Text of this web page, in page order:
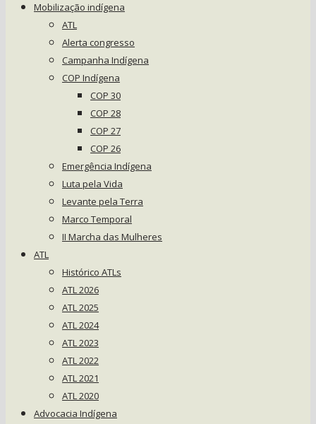
Mobilização indígena
ATL
Alerta congresso
Campanha Indígena
COP Indígena
COP 30
COP 28
COP 27
COP 26
Emergência Indígena
Luta pela Vida
Levante pela Terra
Marco Temporal
II Marcha das Mulheres
ATL
Histórico ATLs
ATL 2026
ATL 2025
ATL 2024
ATL 2023
ATL 2022
ATL 2021
ATL 2020
Advocacia Indígena